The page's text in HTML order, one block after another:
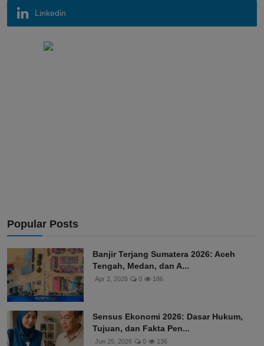
Linkedin
Popular Posts
Banjir Terjang Sumatera 2026: Aceh
Tengah, Medan, dan A...
Apr 2, 2026 0 186
Sensus Ekonomi 2026: Dasar Hukum,
Tujuan, dan Fakta Pen...
Jun 25, 2026 0 136